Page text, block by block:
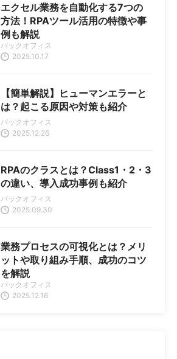
エクセル業務を自動化する7つの
方法！RPAツール活用の特徴や事
例も解説
2025.10.17
バックオフィス
【簡単解説】ヒューマンエラーと
は？起こる原因や対策も紹介
2025.12.26
バックオフィス
RPAのクラスとは？Class1・2・3
の違い、導入成功事例も紹介
2025.09.30
バックオフィス
業務プロセスの可視化とは？メリ
ットや取り組み手順、成功のコツ
を解説
2025.12.16
バックオフィス